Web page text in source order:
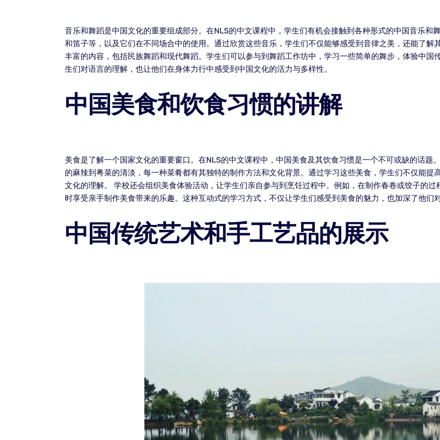
音乐和舞蹈是中国文化的重要组成部分。在NLS的中文课程中，学生们有机会接触到各种形式的中国音乐和
和笛子等，以及它们在不同场合中的使用。通过欣赏这些音乐，学生们不仅能够感受到音律之美，还能了解
丰富的内容，包括民族舞蹈和现代舞蹈。学生们可以参与到舞蹈工作坊中，学习一些简单的舞步，体验中国
生们对语言的理解，也让他们在身体力行中感受到中国文化的活力与多样性。
中国美食和饮食习惯的讲解
美食是了解一个国家文化的重要窗口。在NLS的中文课程中，中国美食及其饮食习惯是一个不可或缺的话题
的麻辣到粤菜的清淡，每一种菜肴都有其独特的制作方法和文化背景。通过学习这些美食，学生们不仅能提
文化的理解。 学校还会组织美食体验活动，让学生们亲自参与到烹饪过程中。例如，在制作春卷或饺子的
时享受亲手制作美食带来的乐趣。这种互动式的学习方式，不仅让学生们感受到美食的魅力，也加深了他们
中国传统艺术和手工艺品的展示